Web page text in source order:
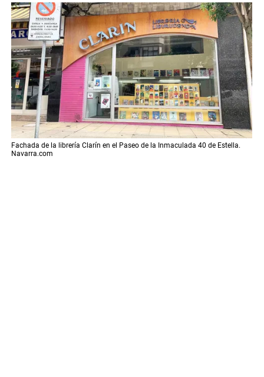
Fachada de la librería Clarín en el Paseo de la Inmaculada 40 de Estella.
Navarra.com